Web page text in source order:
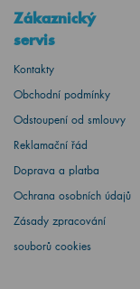
Zákaznický
servis
Kontakty
Obchodní podmínky
Odstoupení od smlouvy
Reklamační řád
Doprava a platba
Ochrana osobních údajů
Zásady zpracování
souborů cookies